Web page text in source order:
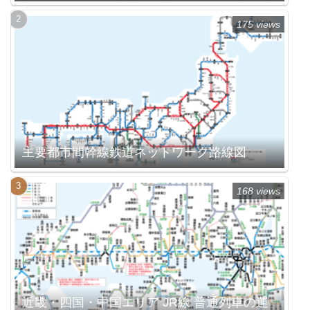
主要都市間幹線鉄道ネットワーク路線図
175 views
近畿・四国・中国エリア JR線 普通列車の運
168 views